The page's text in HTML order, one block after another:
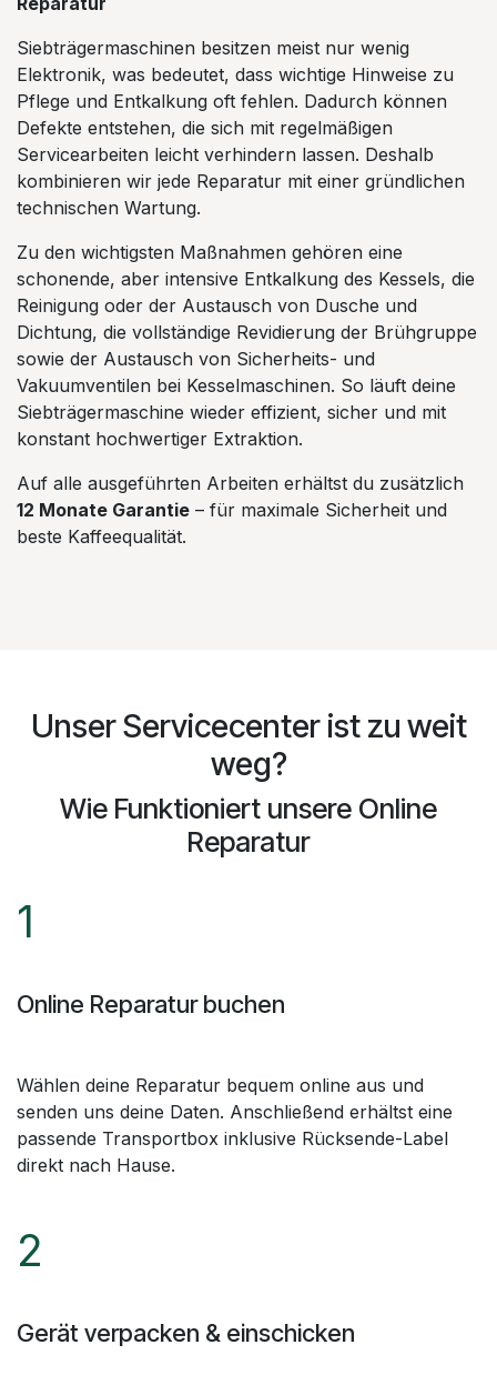
Siebträgermaschinen besitzen meist nur wenig
Elektronik, was bedeutet, dass wichtige Hinweise zu
Pflege und Entkalkung oft fehlen. Dadurch können
Defekte entstehen, die sich mit regelmäßigen
Servicearbeiten leicht verhindern lassen. Deshalb
kombinieren wir jede Reparatur mit einer gründlichen
technischen Wartung.
Zu den wichtigsten Maßnahmen gehören eine
schonende, aber intensive Entkalkung des Kessels, die
Reinigung oder der Austausch von Dusche und
Dichtung, die vollständige Revidierung der Brühgruppe
sowie der Austausch von Sicherheits- und
Vakuumventilen bei Kesselmaschinen. So läuft deine
Siebträgermaschine wieder effizient, sicher und mit
konstant hochwertiger Extraktion.
Auf alle ausgeführten Arbeiten erhältst du zusätzlich
12 Monate Garantie – für maximale Sicherheit und
beste Kaffeequalität.
Unser Servicecenter ist zu weit
weg?
Wie Funktioniert unsere Online
Reparatur
1
Online Reparatur buchen
Wählen deine Reparatur bequem online aus und
senden uns deine Daten. Anschließend erhältst eine
passende Transportbox inklusive Rücksende-Label
direkt nach Hause.
2
Gerät verpacken & einschicken